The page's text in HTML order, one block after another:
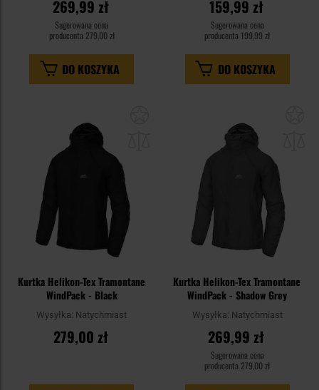
269,99 zł
Sugerowana cena
producenta 279,00 zł
DO KOSZYKA
159,99 zł
Sugerowana cena
producenta 199,99 zł
DO KOSZYKA
Kurtka Helikon-Tex Tramontane
WindPack - Black
Wysyłka: Natychmiast
279,00 zł
Kurtka Helikon-Tex Tramontane
WindPack - Shadow Grey
Wysyłka: Natychmiast
269,99 zł
Sugerowana cena
producenta 279,00 zł